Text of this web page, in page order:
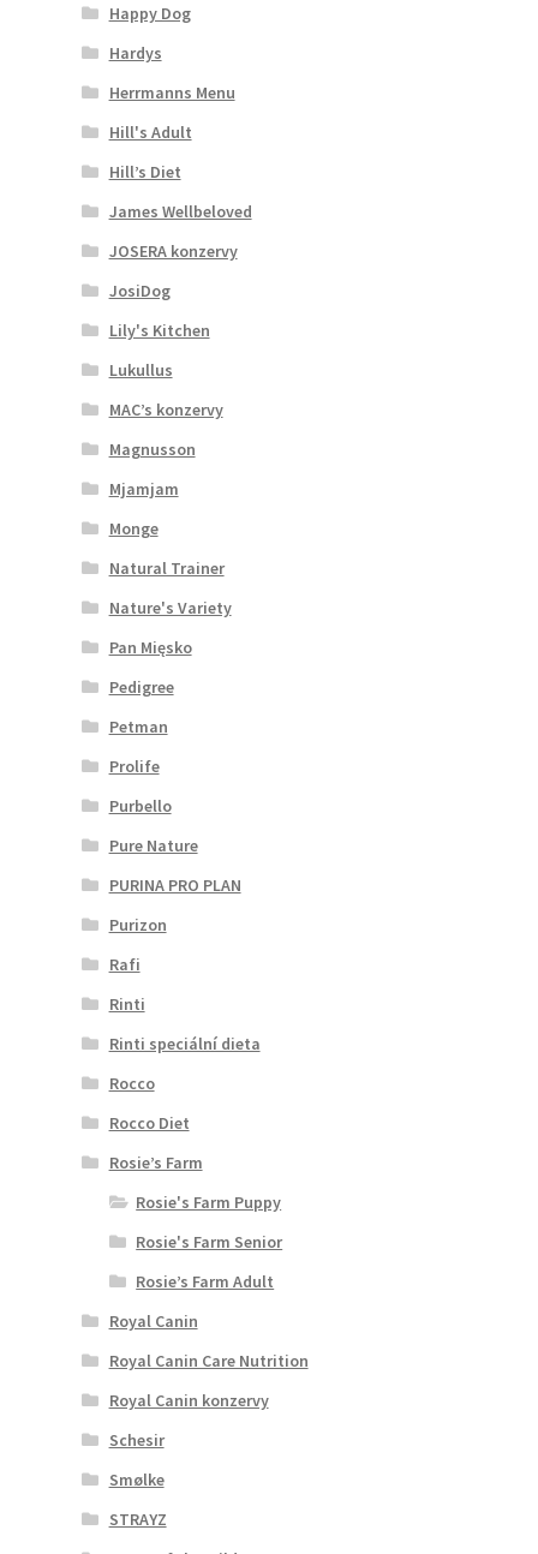
Happy Dog
Hardys
Herrmanns Menu
Hill's Adult
Hill’s Diet
James Wellbeloved
JOSERA konzervy
JosiDog
Lily's Kitchen
Lukullus
MAC’s konzervy
Magnusson
Mjamjam
Monge
Natural Trainer
Nature's Variety
Pan Mięsko
Pedigree
Petman
Prolife
Purbello
Pure Nature
PURINA PRO PLAN
Purizon
Rafi
Rinti
Rinti speciální dieta
Rocco
Rocco Diet
Rosie’s Farm
Rosie's Farm Puppy
Rosie's Farm Senior
Rosie’s Farm Adult
Royal Canin
Royal Canin Care Nutrition
Royal Canin konzervy
Schesir
Smølke
STRAYZ